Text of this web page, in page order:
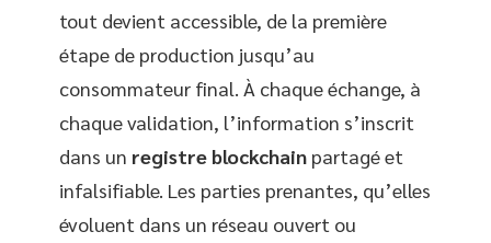
tout devient accessible, de la première
étape de production jusqu’au
consommateur final. À chaque échange, à
chaque validation, l’information s’inscrit
dans un registre blockchain partagé et
infalsifiable. Les parties prenantes, qu’elles
évoluent dans un réseau ouvert ou